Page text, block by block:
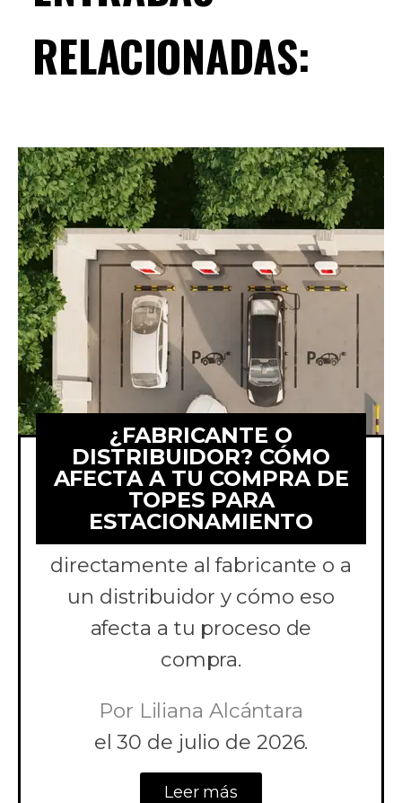
RELACIONADAS:
¿FABRICANTE O
DISTRIBUIDOR? CÓMO
AFECTA A TU COMPRA DE
TOPES PARA
ESTACIONAMIENTO
Comparamos comprar topes
para estacionamiento
directamente al fabricante o a
un distribuidor y cómo eso
afecta a tu proceso de
compra.
Por Liliana Alcántara
el 30 de julio de 2026.
Leer más